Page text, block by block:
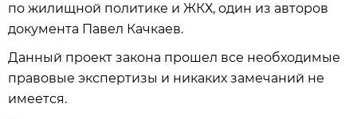
по жилищной политике и ЖКХ, один из авторов
документа Павел Качкаев.
Данный проект закона прошел все необходимые
правовые экспертизы и никаких замечаний не
имеется.